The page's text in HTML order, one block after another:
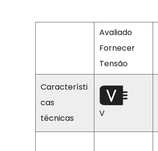
Avaliado
Fornecer
Tensão
Característi
cas
técnicas
V